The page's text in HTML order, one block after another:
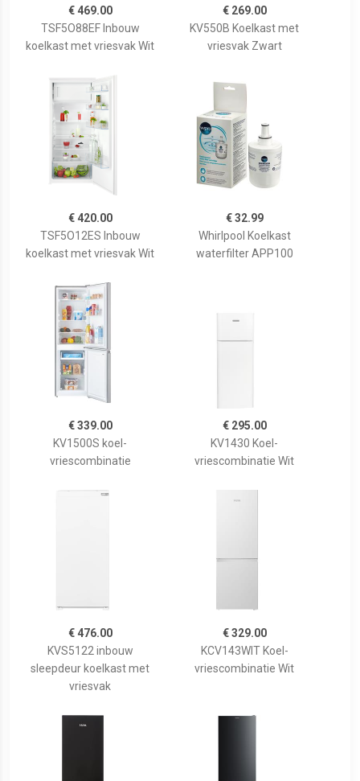
€ 469.00
TSF5O88EF Inbouw
koelkast met vriesvak Wit
€ 269.00
KV550B Koelkast met
vriesvak Zwart
€ 420.00
TSF5O12ES Inbouw
koelkast met vriesvak Wit
€ 32.99
Whirlpool Koelkast
waterfilter APP100
€ 339.00
KV1500S koel-
vriescombinatie
€ 295.00
KV1430 Koel-
vriescombinatie Wit
€ 476.00
KVS5122 inbouw
sleepdeur koelkast met
vriesvak
€ 329.00
KCV143WIT Koel-
vriescombinatie Wit